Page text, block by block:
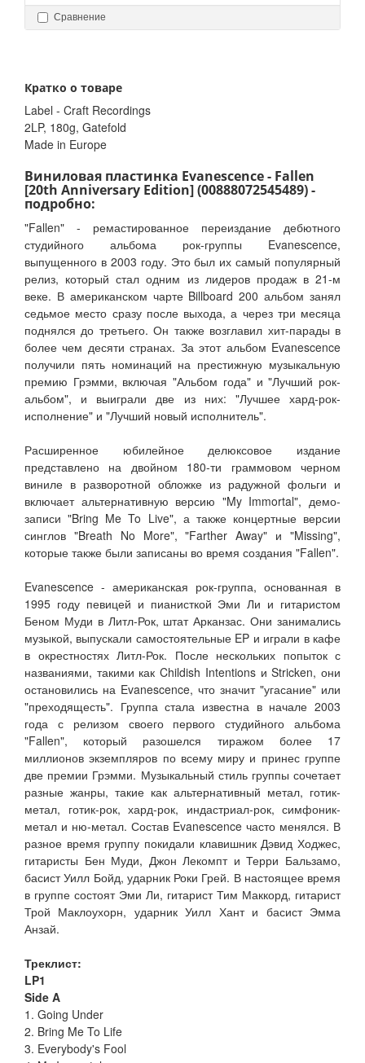
Сравнение
Кратко о товаре
Label - Craft Recordings
2LP, 180g, Gatefold
Made in Europe
Виниловая пластинка Evanescence - Fallen
[20th Anniversary Edition] (00888072545489) -
подробно:
"Fallen" - ремастированное переиздание дебютного
студийного альбома рок-группы Evanescence,
выпущенного в 2003 году. Это был их самый популярный
релиз, который стал одним из лидеров продаж в 21-м
веке. В американском чарте Billboard 200 альбом занял
седьмое место сразу после выхода, а через три месяца
поднялся до третьего. Он также возглавил хит-парады в
более чем десяти странах. За этот альбом Evanescence
получили пять номинаций на престижную музыкальную
премию Грэмми, включая "Альбом года" и "Лучший рок-
альбом", и выиграли две из них: "Лучшее хард-рок-
исполнение" и "Лучший новый исполнитель".
Расширенное юбилейное делюксовое издание
представлено на двойном 180-ти граммовом черном
виниле в разворотной обложке из радужной фольги и
включает альтернативную версию "My Immortal", демо-
записи "Bring Me To Live", а также концертные версии
синглов "Breath No More", "Farther Away" и "Missing",
которые также были записаны во время создания "Fallen".
Evanescence - американская рок-группа, основанная в
1995 году певицей и пианисткой Эми Ли и гитаристом
Беном Муди в Литл-Рок, штат Арканзас. Они занимались
музыкой, выпускали самостоятельные EP и играли в кафе
в окрестностях Литл-Рок. После нескольких попыток с
названиями, такими как Childish Intentions и Stricken, они
остановились на Evanescence, что значит "угасание" или
"преходящесть". Группа стала известна в начале 2003
года с релизом своего первого студийного альбома
"Fallen", который разошелся тиражом более 17
миллионов экземпляров по всему миру и принес группе
две премии Грэмми. Музыкальный стиль группы сочетает
разные жанры, такие как альтернативный метал, готик-
метал, готик-рок, хард-рок, индастриал-рок, симфоник-
метал и ню-метал. Состав Evanescence часто менялся. В
разное время группу покидали клавишник Дэвид Ходжес,
гитаристы Бен Муди, Джон Лекомпт и Терри Бальзамо,
басист Уилл Бойд, ударник Роки Грей. В настоящее время
в группе состоят Эми Ли, гитарист Тим Маккорд, гитарист
Трой Маклоухорн, ударник Уилл Хант и басист Эмма
Анзай.
Треклист:
LP1
Side A
1. Going Under
2. Bring Me To Life
3. Everybody's Fool